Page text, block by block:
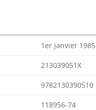
1er janvier 1985
213039051X
9782130390510
118956-74